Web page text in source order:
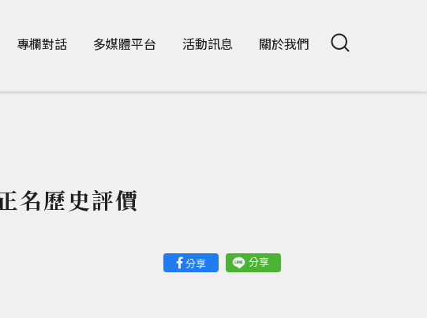
專欄對話 多媒體平台 活動訊息 關於我們
名歷史評價
分享 分享